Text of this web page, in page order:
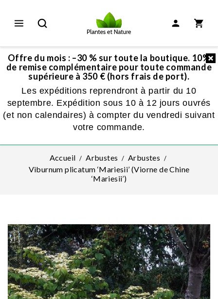
Offre du mois : –30 % sur toute la boutique. 10%
de remise complémentaire pour toute commande
supérieure à 350 € (hors frais de port).
Les expéditions reprendront à partir du 10
septembre. Expédition sous 10 à 12 jours ouvrés
(et non calendaires) à compter du vendredi suivant
votre commande.
Accueil Arbustes
Arbustes
Viburnum plicatum ‘Mariesii’ (Viorne de Chine
‘Mariesii’)